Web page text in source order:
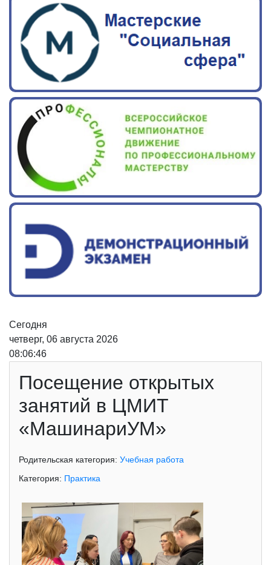
Сегодня
четверг, 06 августа 2026
08:06:47
Посещение открытых
занятий в ЦМИТ
«МашинариУМ»
Родительская категория: Учебная работа
Категория: Практика